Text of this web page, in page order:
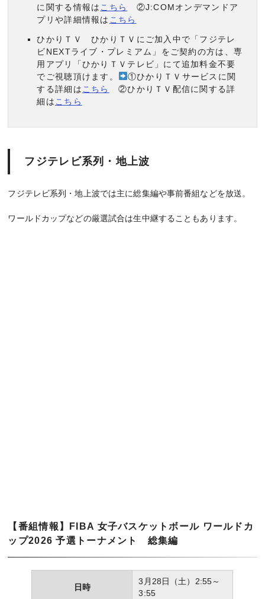
に関する情報は こちら
②J:COMオンデマンドア
プリや詳細情報は こちら
ひかりＴＶ ひかりＴＶにご加入中で「フジテレ
ビNEXTライブ・プレミアム」をご契約の方は、専
用アプリ「ひかりＴＶテレビ」にて追加料金不要
でご視聴頂けます。
①ひかりＴＶサービスに関
する詳細は こちら
②ひかりＴＶ配信に関する詳
細は こちら
フジテレビ系列・地上波
フジテレビ系列・地上波では主に総集編や事前番組などを放送。
ワールドカップなどの厳選試合は生中継することもあります。
【番組情報】FIBA 女子バスケットボール ワールドカ
ップ2026 予選トーナメント 総集編
日時
3月28日（土）2:55～
3:55